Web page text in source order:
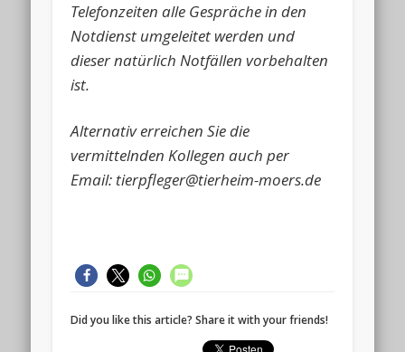
Telefonzeiten alle Gespräche in den
Notdienst umgeleitet werden und
dieser natürlich Notfällen vorbehalten
ist.
Alternativ erreichen Sie die
vermittelnden Kollegen auch per
Email: tierpfleger@tierheim-moers.de
Did you like this article? Share it with your friends!